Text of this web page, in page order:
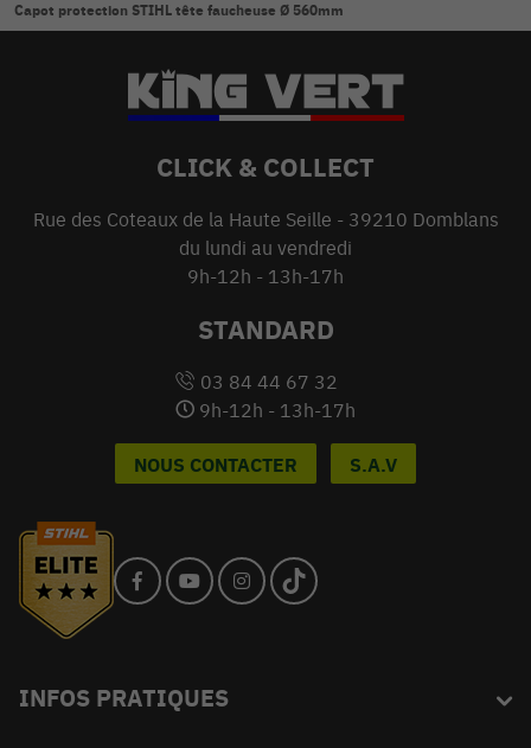
Capot protection STIHL tête faucheuse Ø 560mm
CLICK & COLLECT
Rue des Coteaux de la Haute Seille - 39210 Domblans
du lundi au vendredi
9h-12h - 13h-17h
STANDARD
03 84 44 67 32
9h-12h - 13h-17h
NOUS CONTACTER S.A.V
INFOS PRATIQUES